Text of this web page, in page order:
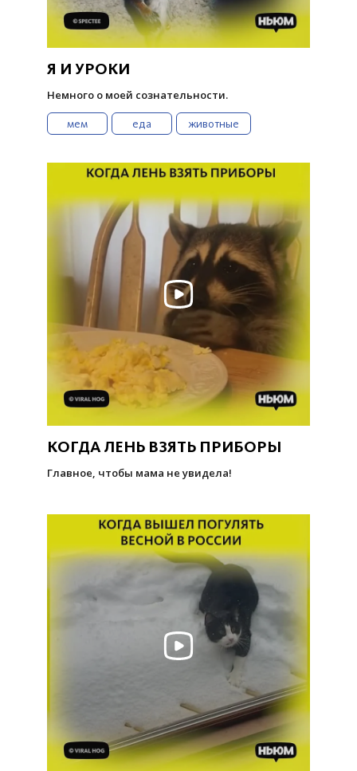
Я И УРОКИ
Немного о моей сознательности.
мем еда животные
КОГДА ЛЕНЬ ВЗЯТЬ ПРИБОРЫ
Главное, чтобы мама не увидела!